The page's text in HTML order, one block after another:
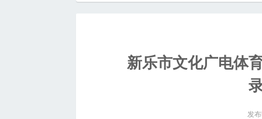
新乐市文化广电体
发